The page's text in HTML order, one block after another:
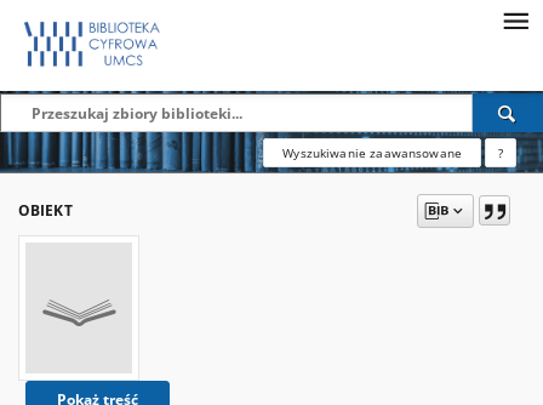
Wyszukiwanie zaawansowane ?
OBIEKT
Pokaż treść